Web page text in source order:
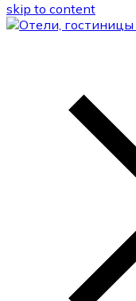
skip to content